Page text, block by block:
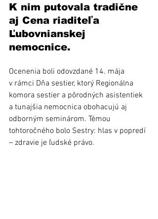
K nim putovala tradične
aj Cena riaditeľa
Ľubovnianskej
nemocnice.
Ocenenia boli odovzdané 14. mája
v rámci Dňa sestier, ktorý Regionálna
komora sestier a pôrodných asistentiek
a tunajšia nemocnica obohacujú aj
odborným seminárom. Témou
tohtoročného bolo Sestry: hlas v popredí
– zdravie je ľudské právo.